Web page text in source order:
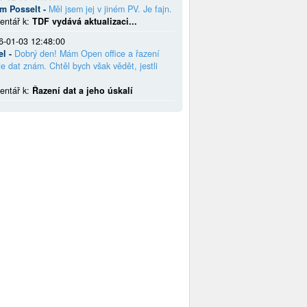
Posselt - Měl jsem jej v jiném PV. Je fajn.
k: TDF vydává aktualizaci...
01-03 12:48:00
- Dobrý den! Mám Open office a řazení
dat znám. Chtěl bych však vědět, jestli
k: Řazení dat a jeho úskalí